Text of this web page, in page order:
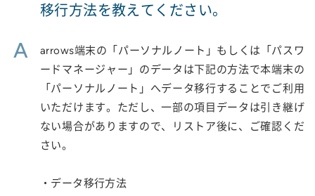
移行方法を教えてください。
A
arrows端末の「パーソナルノート」もしくは「パスワ
ードマネージャー」のデータは下記の方法で本端末の
「パーソナルノート」へデータ移行することでご利用
いただけます。ただし、一部の項目データは引き継げ
ない場合がありますので、リストア後に、ご確認くだ
さい。
・データ移行方法